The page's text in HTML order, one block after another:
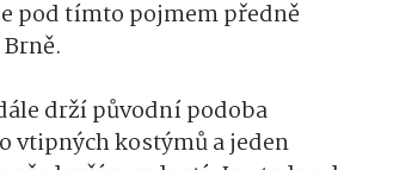
pod tímto pojmem předně
drží původní podoba
vtipných kostýmů a jeden